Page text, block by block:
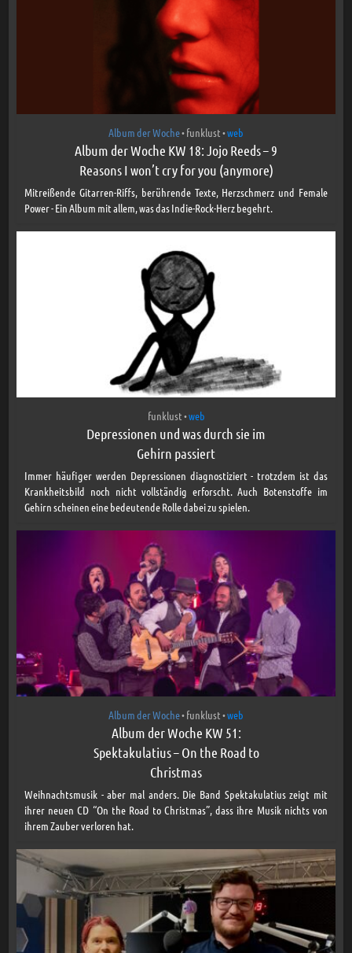
Album der Woche•funklust•web
Album der Woche KW 18: Jojo Reeds – 9
Reasons I won’t cry for you (anymore)
Mitreißende Gitarren-Riffs, berührende Texte, Herzschmerz und Female
Power - Ein Album mit allem, was das Indie-Rock-Herz begehrt.
funklust•web
Depressionen und was durch sie im
Gehirn passiert
Immer häufiger werden Depressionen diagnostiziert - trotzdem ist das
Krankheitsbild noch nicht vollständig erforscht. Auch Botenstoffe im
Gehirn scheinen eine bedeutende Rolle dabei zu spielen.
Album der Woche•funklust•web
Album der Woche KW 51:
Spektakulatius – On the Road to
Christmas
Weihnachtsmusik - aber mal anders. Die Band Spektakulatius zeigt mit
ihrer neuen CD “On the Road to Christmas”, dass ihre Musik nichts von
ihrem Zauber verloren hat.